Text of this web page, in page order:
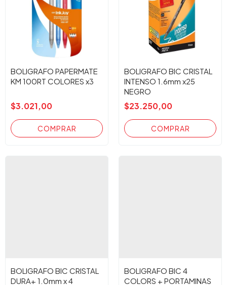
BOLIGRAFO PAPERMATE
KM 100RT COLORES x3
$3.021,00
BOLIGRAFO BIC CRISTAL
INTENSO 1.6mm x25
NEGRO
$23.250,00
BOLIGRAFO BIC CRISTAL
DURA+ 1.0mm x 4
BOLIGRAFO BIC 4
COLORS + PORTAMINAS